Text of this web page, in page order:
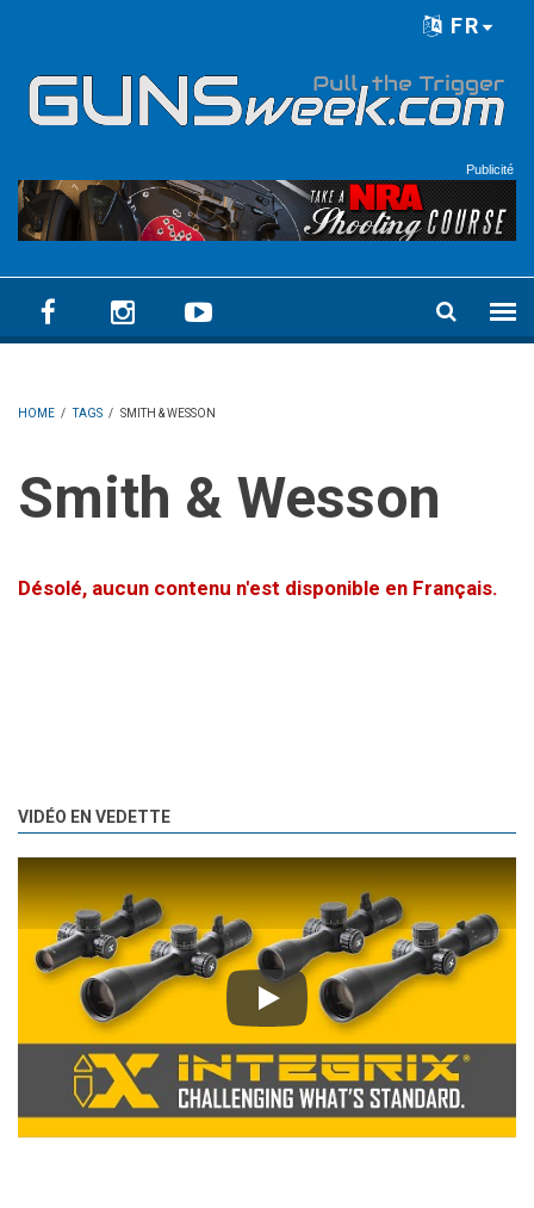
FR
Publicité
HOME / TAGS / SMITH & WESSON
Smith & Wesson
Désolé, aucun contenu n'est disponible en Français.
VIDÉO EN VEDETTE
Play